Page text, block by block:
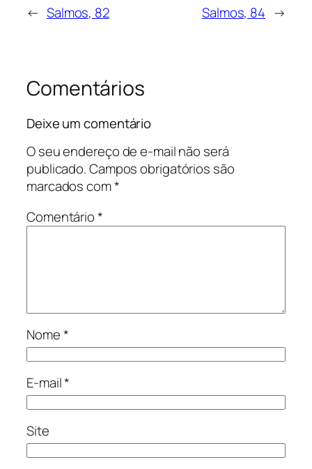
← Salmos, 82 Salmos, 84 →
Comentários
Deixe um comentário
O seu endereço de e-mail não será
publicado.Campos obrigatórios são
marcados com*
Comentário*
Nome*
E-mail*
Site